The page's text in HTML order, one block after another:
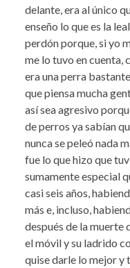
delante, era al único
enseño lo que es la
perdón porque, si yo
me lo tuvo en cuenta,
era una perra
que piensa mucha
así sea agresivo
de perros ya sabían
nunca se peleó nada
fue lo que hizo que
sumamente especial
casi seis años,
más e, incluso,
después de la muerte
el móvil y su ladrido
quise darle lo mejor y